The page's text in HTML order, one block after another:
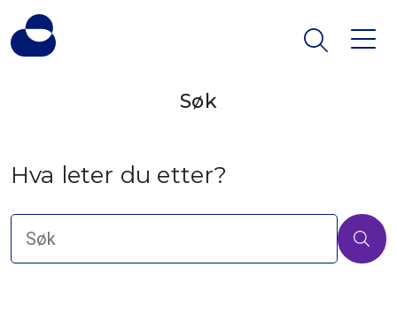
Søk
Hva leter du etter?